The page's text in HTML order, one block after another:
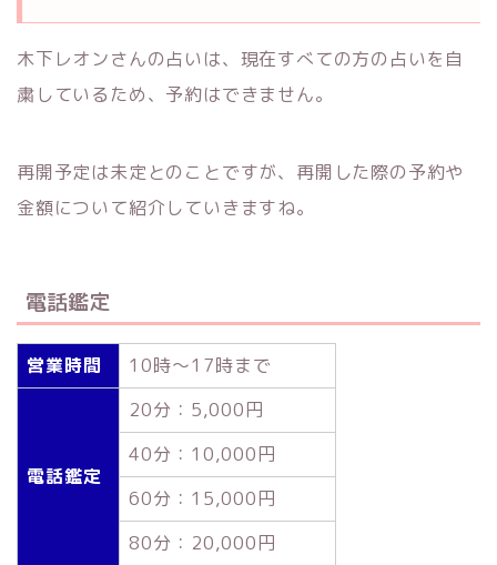
木下レオンさんの占いは、現在すべての方の占いを自
粛しているため、予約はできません。
再開予定は未定とのことですが、再開した際の予約や
金額について紹介していきますね。
電話鑑定
営業時間 10時～17時まで
電話鑑定
20分：5,000円
40分：10,000円
60分：15,000円
80分：20,000円